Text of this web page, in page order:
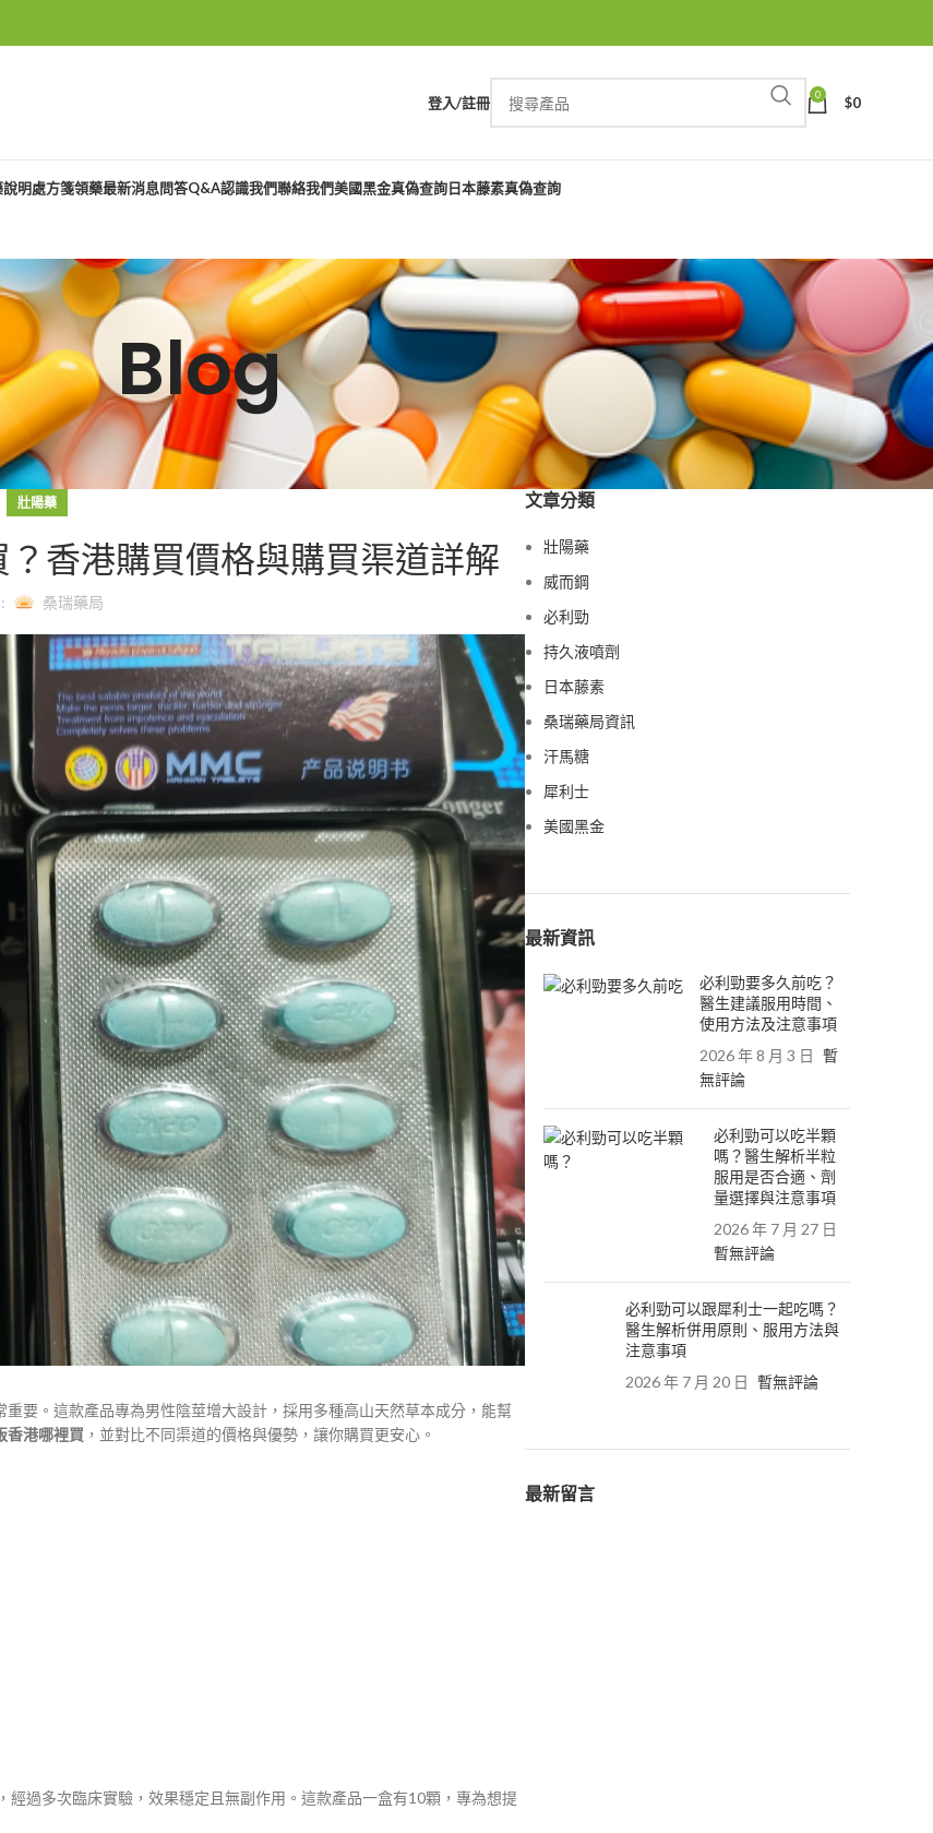
登入/註冊 0 $0
說明處方箋領藥最新消息問答Q&A認識我們聯絡我們美國黑金真偽查詢日本藤素真偽查詢
Blog
壯陽藥
香港購買價格與購買渠道詳解
桑瑞藥局
重要。這款產品專為男性陰莖增大設計，採用多種高山天然草本成分，能幫
香港哪裡買 ，並對比不同渠道的價格與優勢，讓你購買更安心。
過多次臨床實驗，效果穩定且無副作用。這款產品一盒有10顆，專為想提
文章分類
壯陽藥
威而鋼
必利勁
持久液噴劑
日本藤素
桑瑞藥局資訊
汗馬糖
犀利士
美國黑金
最新資訊
必利勁要多久前吃？
醫生建議服用時間、
使用方法及注意事項
2026 年 8 月 3 日 暫
無評論
必利勁可以吃半顆
嗎？醫生解析半粒
服用是否合適、劑
量選擇與注意事項
2026 年 7 月 27 日
暫無評論
必利勁可以跟犀利士一起吃嗎？
醫生解析併用原則、服用方法與
注意事項
2026 年 7 月 20 日 暫無評論
最新留言